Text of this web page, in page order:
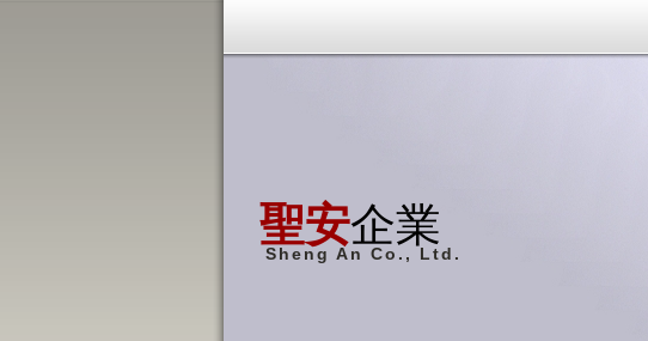
聖安企業
Sheng An Co., Ltd.